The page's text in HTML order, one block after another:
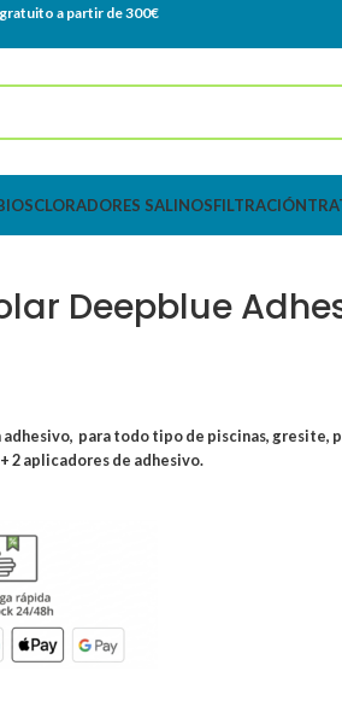
a partir de 300€
CLORADORES SALINOSFILTRACIÓN
Deepblue
para todo tipo de piscinas, gresite,
2 aplicadores de adhesivo.